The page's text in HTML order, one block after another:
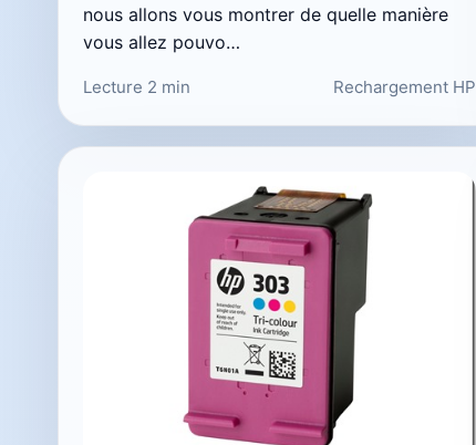
nous allons vous montrer de quelle manière
vous allez pouvo…
Lecture 2 min Rechargement HP